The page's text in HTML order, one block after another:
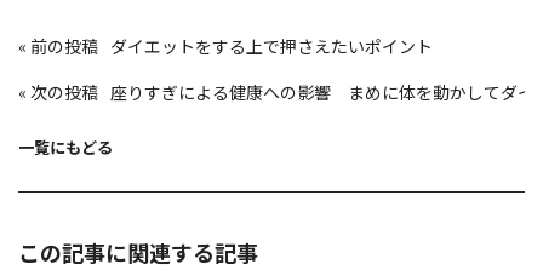
投
稿
ゲ
ョ
«
ダイエットをする上で押さえたいポイント
«
座りすぎによる健康への影響 まめに体を動かしてダイ
一覧にもどる
この記事に関連する記事